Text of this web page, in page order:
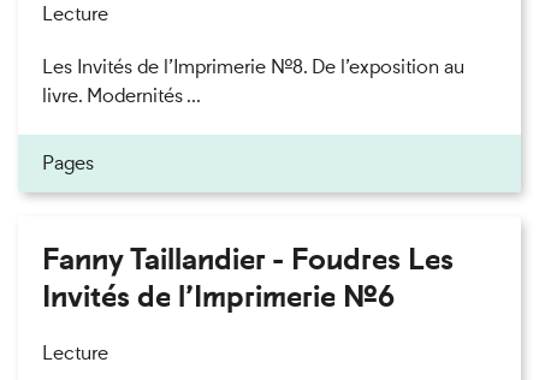
Lecture
Les Invités de l’Imprimerie n°8. De l’exposition au
livre. Modernités ...
Pages
Fanny Taillandier - Foudres Les
Invités de l’Imprimerie n°6
Lecture